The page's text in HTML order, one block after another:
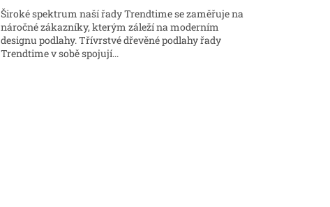
Široké spektrum naší řady Trendtime se zaměřuje na
náročné zákazníky, kterým záleží na moderním
designu podlahy. Třívrstvé dřevěné podlahy řady
Trendtime v sobě spojují...